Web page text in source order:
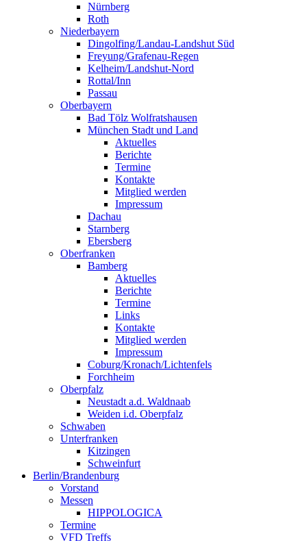
Nürnberg
Roth
Niederbayern
Dingolfing/Landau-Landshut Süd
Freyung/Grafenau-Regen
Kelheim/Landshut-Nord
Rottal/Inn
Passau
Oberbayern
Bad Tölz Wolfratshausen
München Stadt und Land
Aktuelles
Berichte
Termine
Kontakte
Mitglied werden
Impressum
Dachau
Starnberg
Ebersberg
Oberfranken
Bamberg
Aktuelles
Berichte
Termine
Links
Kontakte
Mitglied werden
Impressum
Coburg/Kronach/Lichtenfels
Forchheim
Oberpfalz
Neustadt a.d. Waldnaab
Weiden i.d. Oberpfalz
Schwaben
Unterfranken
Kitzingen
Schweinfurt
Berlin/Brandenburg
Vorstand
Messen
HIPPOLOGICA
Termine
VFD Treffs